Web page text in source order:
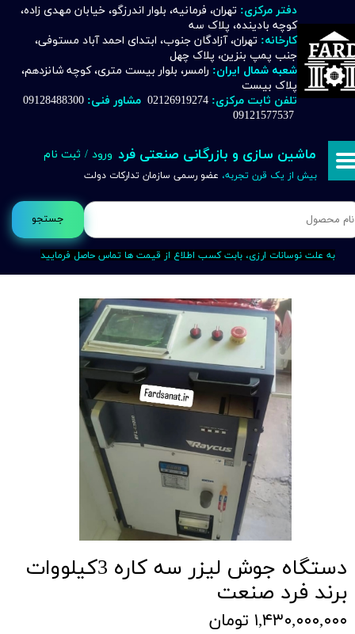
جستجو
دفتر مرکزی: تهران، فرمانیه، بلوار اندرزگو، خیابان مهدی زاده،
کوچه بادینده، پلاک سه
کارخانه: تهران، آزادگان جنوب، ابتدای احمد آباد مستوفی،
جنب پمپ بنزین، پلاک چهل
شعبه شمال ایران: رامسر، بلوار بیست متری، کوچه شانزدهم،
پلاک بیست
تلفن ثابت مرکزی: 02126919274 مشاور فنی:
09121577537
ماشین سازی و بازرگانی صنعتی فرد
بیش از یک قرن تجربه، عضو رسمی سازمان تدارکات دولت
ورود / ثبت نام
حساب کاربری من
تغییر گذر واژه
خروج از حساب کاربری
به علت نوسانات ارزی، بابت کسب اطلاع از قیمت ها تماس حاصل فرمایید
دستگاه جوش لیزر سه کاره 3کیلووات
برند فرد صنعت
۱,۴۳۰,۰۰۰,۰۰۰ تومان